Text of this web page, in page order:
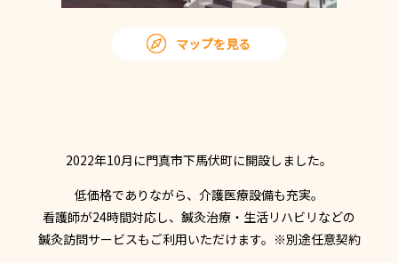
マップを見る
2022年10月に門真市下馬伏町に開設しました。
低価格でありながら、介護医療設備も充実。
看護師が24時間対応し、鍼灸治療・生活リハビリなどの
鍼灸訪問サービスもご利用いただけます。※別途任意契約